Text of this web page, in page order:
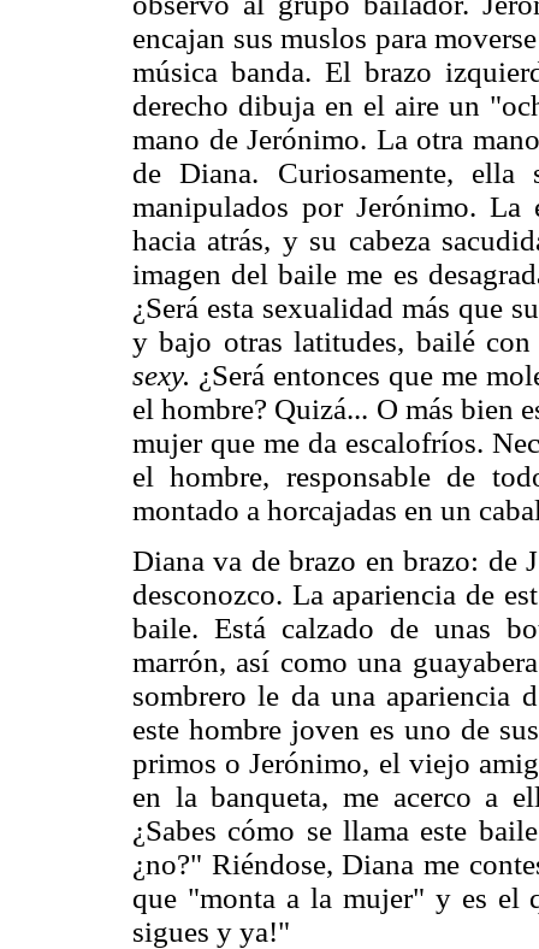
encajan sus muslos para
música banda. El brazo
derecho dibuja en el aire un
mano de Jerónimo. La otra
de Diana. Curiosamente,
manipulados por Jerónimo. La
hacia atrás, y su cabeza
imagen del baile me es
¿Será esta sexualidad más que
y bajo otras latitudes, bailé
sexy. ¿Será entonces que me
el hombre? Quizá... O más bien
mujer que me da escalofríos.
el hombre, responsable de
montado a horcajadas en un
Diana va de brazo en brazo: de
desconozco. La apariencia de
baile. Está calzado de unas
marrón, así como una
sombrero le da una apariencia
este hombre joven es uno de
primos o Jerónimo, el viejo
en la banqueta, me acerco a
¿Sabes cómo se llama este
¿no?" Riéndose, Diana me
que "monta a la mujer" y es el
sigues y ya!"